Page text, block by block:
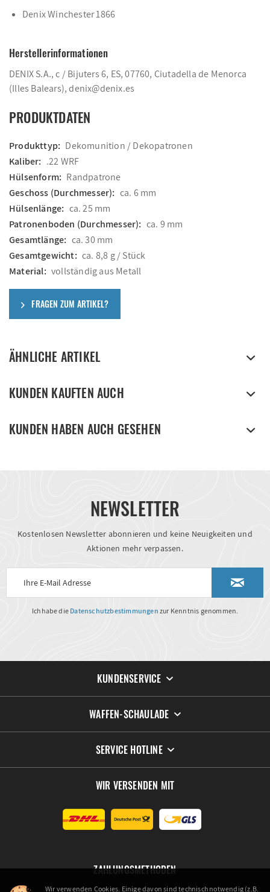
Denix Winchester 1866
Herstellerinformationen
DENIX S.A., c / Bijuters 6, ES, 07760, Ciutadella de Menorca
(Illes Balears), denix@denix.es
PRODUKTDATEN
Produkttyp: Dekomunition / Dekopatronen
Kaliber: .22 WRF
Hülsenform: Randpatrone
Geschoss (Durchmesser): ca. 6 mm
Hülsenlänge: ca. 25 mm
Patronenboden (Durchmesser): ca. 9 mm
Gesamtlänge: ca. 30 mm
Gesamtgewicht: ca. 8,8 g / Stück
Material: vollständig aus Metall
FRAGEN ZUM ARTIKEL?
ÄHNLICHE ARTIKEL
KUNDEN KAUFTEN AUCH
KUNDEN HABEN AUCH GESEHEN
NEWSLETTER
Kostenlosen Newsletter abonnieren und keine Neuigkeiten und
Aktionen mehr verpassen.
Ich habe die Datenschutzbestimmungen zur Kenntnis genommen.
KUNDENSERVICE
WAFFEN-SCHAULADE
SERVICE HOTLINE
WIR VERSENDEN MIT
ZAHLUNGSMETHODEN
Wir verwenden Cookies. Einige davon sind technisch notwendig (z.B.